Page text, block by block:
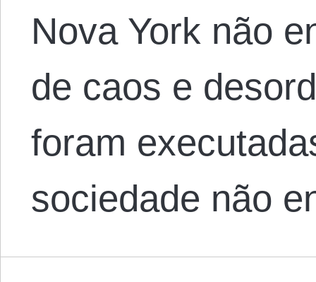
Nova York não
de caos e
foram
sociedade não